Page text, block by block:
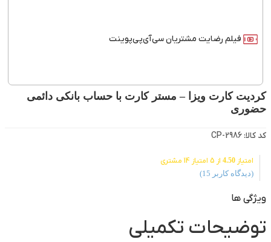
فیلم رضایت مشتریان سی‌آی‌پی‌پوینت
کردیت کارت ویزا – مستر کارت با حساب بانکی دائمی
حضوری
کد کالا: CP-2986
امتیاز 4.50 از 5 امتیاز 14 مشتری
(دیدگاه کاربر 15
)
ویژگی ها
توضیحات تکمیلی